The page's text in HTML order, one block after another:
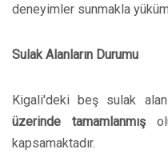
deneyimler sunmakla
Sulak Alanların Durumu
Kigali'deki beş sulak
üzerinde tamamlanmış
kapsamaktadır.